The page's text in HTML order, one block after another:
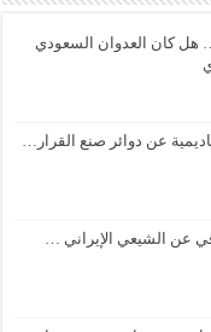
هل كان العدوان السعودي
عن دوائر صنع القرار…
عن الشيعي الإيراني …